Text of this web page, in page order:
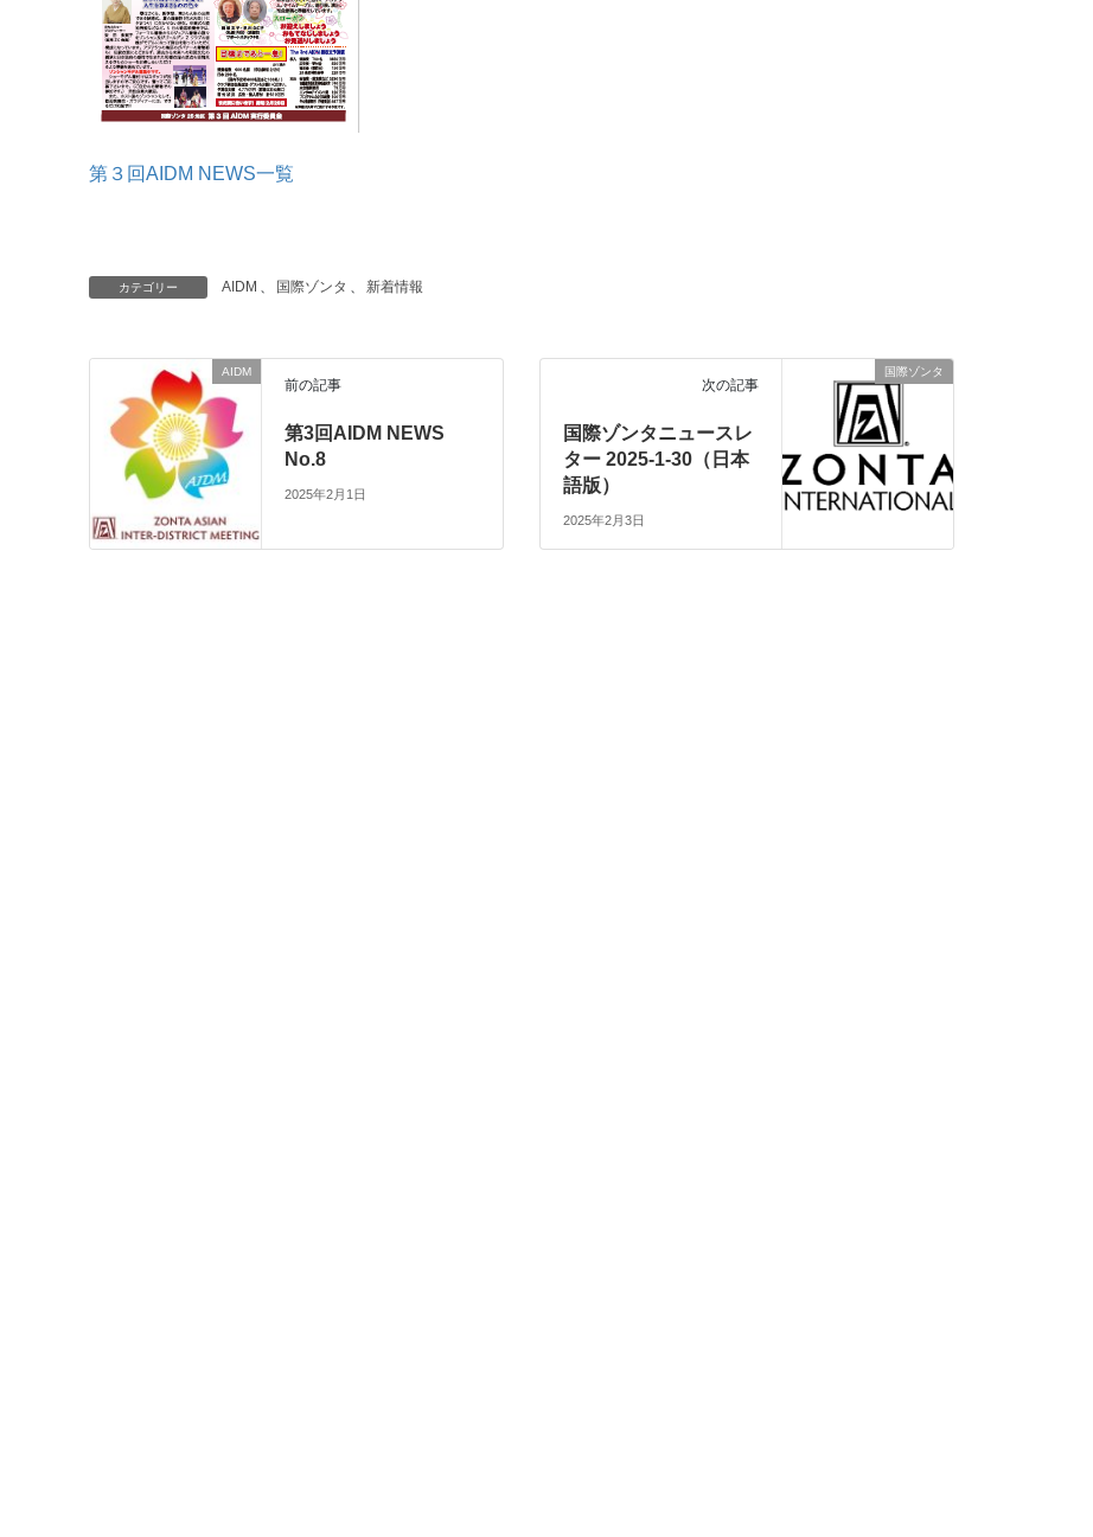
第３回AIDM NEWS一覧
カテゴリー AIDM 、 国際ゾンタ 、 新着情報
AIDM
前の記事
第3回AIDM NEWS
No.8
2025年2月1日
国際ゾンタ
次の記事
国際ゾンタニュースレ
ター 2025-1-30（日本
語版）
2025年2月3日